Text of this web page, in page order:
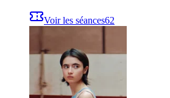
Voir les séances62